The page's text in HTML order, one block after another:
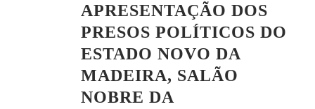
APRESENTAÇÃO DOS
PRESOS POLÍTICOS DO
ESTADO NOVO DA
MADEIRA, SALÃO
NOBRE DA